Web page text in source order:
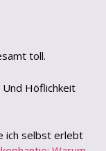
toll.
Und Höflichkeit
ich selbst erlebt